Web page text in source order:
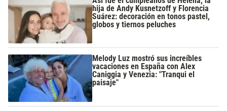
hija de Andy Kusnetzoff y Florencia
Suárez: decoración en tonos pastel,
globos y tiernos peluches
Melody Luz mostró sus increíbles
vacaciones en España con Alex
Caniggia y Venezia: "Tranqui el
paisaje"